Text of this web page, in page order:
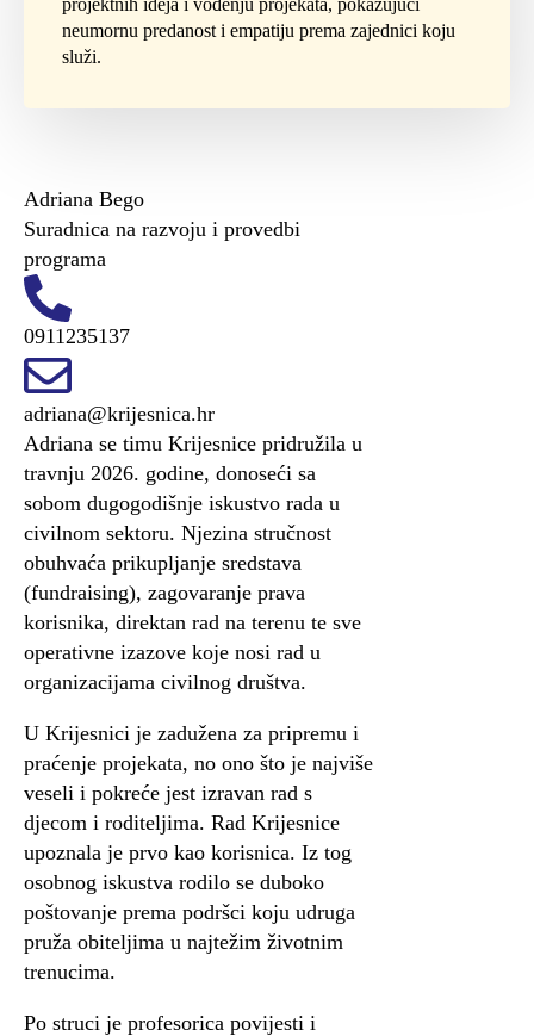
projektnih ideja i vođenju projekata, pokazujući
neumornu predanost i empatiju prema zajednici koju
služi.
Adriana Bego
Suradnica na razvoju i provedbi
programa
0911235137
adriana@krijesnica.hr
Adriana se timu Krijesnice pridružila u
travnju 2026. godine, donoseći sa
sobom dugogodišnje iskustvo rada u
civilnom sektoru. Njezina stručnost
obuhvaća prikupljanje sredstava
(fundraising), zagovaranje prava
korisnika, direktan rad na terenu te sve
operativne izazove koje nosi rad u
organizacijama civilnog društva.
U Krijesnici je zadužena za pripremu i
praćenje projekata, no ono što je najviše
veseli i pokreće jest izravan rad s
djecom i roditeljima. Rad Krijesnice
upoznala je prvo kao korisnica. Iz tog
osobnog iskustva rodilo se duboko
poštovanje prema podršci koju udruga
pruža obiteljima u najtežim životnim
trenucima.
Po struci je profesorica povijesti i